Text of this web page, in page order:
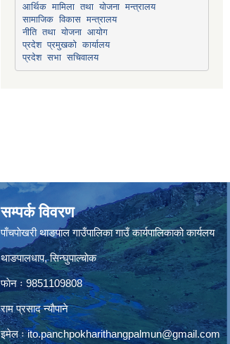
आर्थिक मामिला तथा योजना मन्त्रालय
सामाजिक विकास मन्त्रालय
नीति तथा योजना आयोग
प्रदेश प्रमुखको कार्यालय
प्रदेश सभा सचिवालय
सम्पर्क विवरण
पाँचपाेखरी थाङपाल गाउँपालिका गाउँ कार्यपालिकाको कार्यलय
थाङपालधाप, सिन्घुपाल्चाेक
फाेन ः 9851109808
राम प्रसाद न्याैपाने
इमेल ःito.panchpokharithangpalmun@gmail.com